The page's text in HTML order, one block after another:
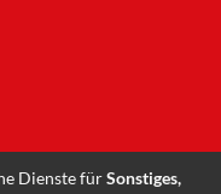
Dienste fürSonstiges,